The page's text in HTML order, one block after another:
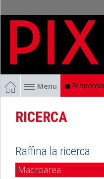
Menu Economia
RICERCA
Raffina la ricerca
Macroarea